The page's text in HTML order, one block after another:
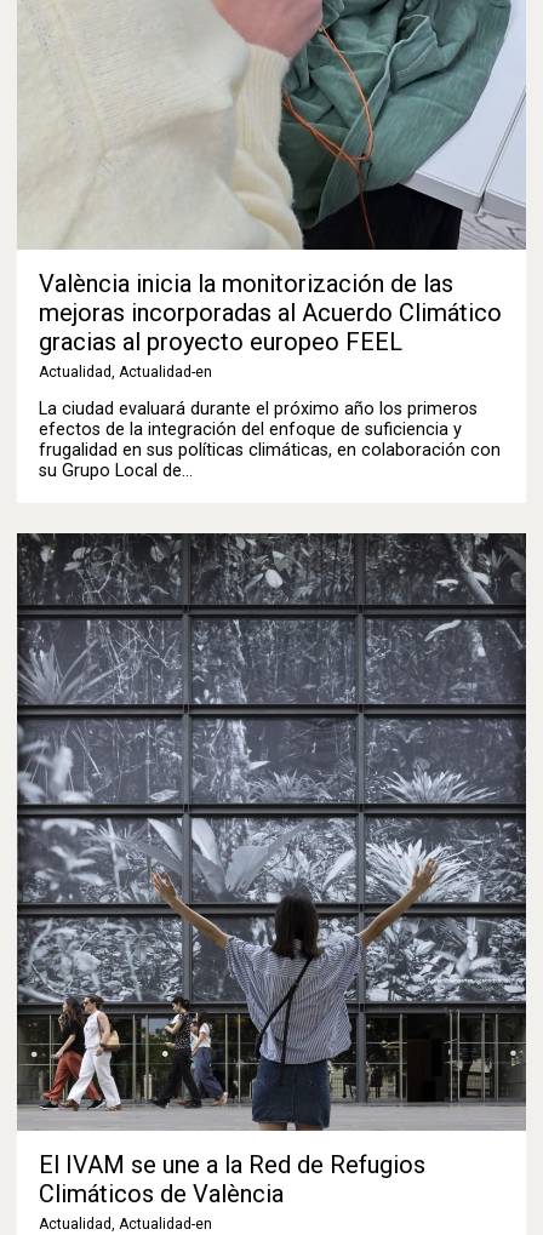
València inicia la monitorización de las
mejoras incorporadas al Acuerdo Climático
gracias al proyecto europeo FEEL
Actualidad, Actualidad-en
La ciudad evaluará durante el próximo año los primeros
efectos de la integración del enfoque de suficiencia y
frugalidad en sus políticas climáticas, en colaboración con
su Grupo Local de…
El IVAM se une a la Red de Refugios
Climáticos de València
Actualidad, Actualidad-en